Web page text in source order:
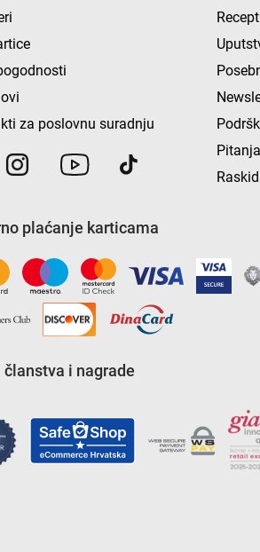
za poslovnu suradnju
plaćanje karticama
članstva i nagrade